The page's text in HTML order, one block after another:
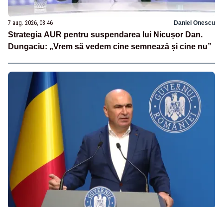
7 aug. 2026, 08:46 Daniel Onescu
Strategia AUR pentru suspendarea lui Nicușor Dan.
Dungaciu: „Vrem să vedem cine semnează și cine nu”